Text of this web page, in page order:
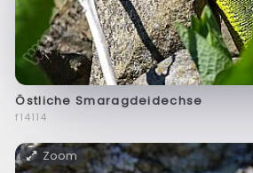
Östliche Smaragdeidechse
f14114
Zoom